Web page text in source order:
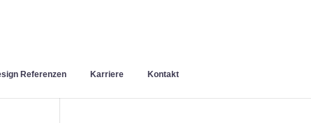
Referenzen Karriere Kontakt